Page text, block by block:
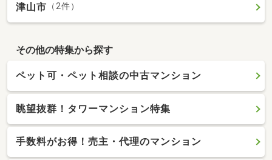
津山市 （2件）
その他の特集から探す
ペット可・ペット相談の中古マンション
眺望抜群！タワーマンション特集
手数料がお得！売主・代理のマンション